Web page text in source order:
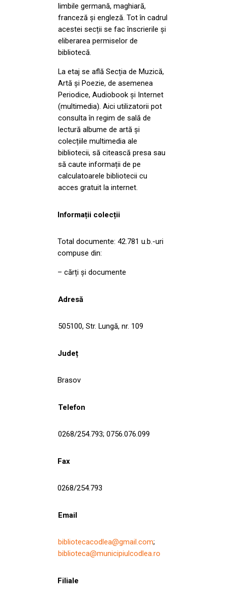
limbile germană, maghiară,
franceză și engleză. Tot în cadrul
acestei secții se fac înscrierile și
eliberarea permiselor de
bibliotecă.
La etaj se află Secția de Muzică,
Artă și Poezie, de asemenea
Periodice, Audiobook și Internet
(multimedia). Aici utilizatorii pot
consulta în regim de sală de
lectură albume de artă și
colecțiile multimedia ale
bibliotecii, să citească presa sau
să caute informații de pe
calculatoarele bibliotecii cu
acces gratuit la internet.
Informații colecții
Total documente: 42.781 u.b.-uri
compuse din:
– cărți și documente
Adresă
505100, Str. Lungă, nr. 109
Județ
Brasov
Telefon
0268/254.793; 0756.076.099
Fax
0268/254.793
Email
bibliotecacodlea@gmail.com;
biblioteca@municipiulcodlea.ro
Filiale